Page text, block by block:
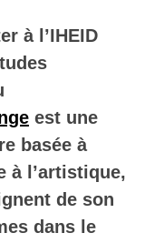
à l’IHEID
est une
basée à
à l’artistique,
de son
dans le